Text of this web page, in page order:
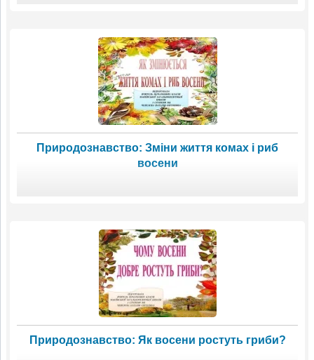
Природознавство: Зміни життя комах і риб
восени
Природознавство: Як восени ростуть гриби?